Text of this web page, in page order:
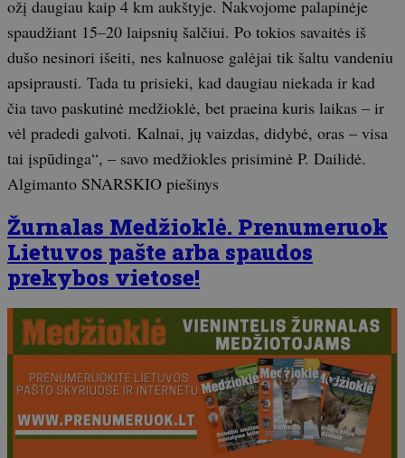
ožį daugiau kaip 4 km aukštyje. Nakvojome palapinėje
spaudžiant 15–20 laipsnių šalčiui. Po tokios savaitės iš
dušo nesinori išeiti, nes kalnuose galėjai tik šaltu vandeniu
apsiprausti. Tada tu prisieki, kad daugiau niekada ir kad
čia tavo paskutinė medžioklė, bet praeina kuris laikas – ir
vėl pradedi galvoti. Kalnai, jų vaizdas, didybė, oras – visa
tai įspūdinga“, – savo medžiokles prisiminė P. Dailidė.
Algimanto SNARSKIO piešinys
Žurnalas Medžioklė. Prenumeruok
Lietuvos pašte arba spaudos
prekybos vietose!